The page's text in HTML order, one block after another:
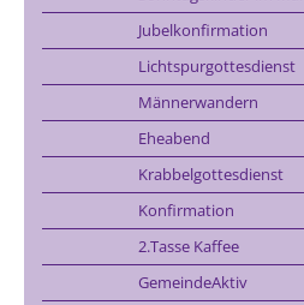
Jubelkonfirmation
Lichtspurgottesdienst
Männerwandern
Eheabend
Krabbelgottesdienst
Konfirmation
2.Tasse Kaffee
GemeindeAktiv